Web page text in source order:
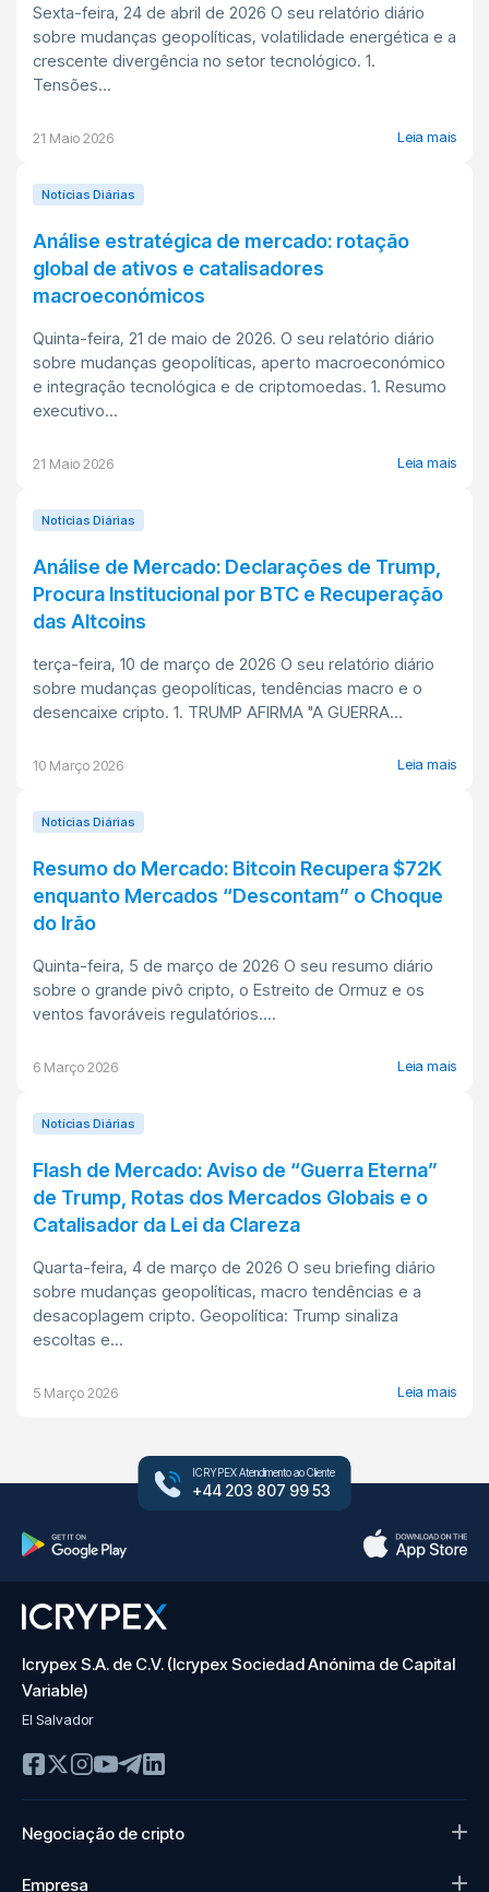
Sexta-feira, 24 de abril de 2026 O seu relatório diário
sobre mudanças geopolíticas, volatilidade energética e a
crescente divergência no setor tecnológico. 1.
Tensões...
21 Maio 2026 Leia mais
Notícias Diárias
Análise estratégica de mercado: rotação
global de ativos e catalisadores
macroeconómicos
Quinta-feira, 21 de maio de 2026. O seu relatório diário
sobre mudanças geopolíticas, aperto macroeconómico
e integração tecnológica e de criptomoedas. 1. Resumo
executivo...
21 Maio 2026 Leia mais
Notícias Diárias
Análise de Mercado: Declarações de Trump,
Procura Institucional por BTC e Recuperação
das Altcoins
terça-feira, 10 de março de 2026 O seu relatório diário
sobre mudanças geopolíticas, tendências macro e o
desencaixe cripto. 1. TRUMP AFIRMA "A GUERRA...
10 Março 2026 Leia mais
Notícias Diárias
Resumo do Mercado: Bitcoin Recupera $72K
enquanto Mercados “Descontam” o Choque
do Irão
Quinta-feira, 5 de março de 2026 O seu resumo diário
sobre o grande pivô cripto, o Estreito de Ormuz e os
ventos favoráveis regulatórios....
6 Março 2026 Leia mais
Notícias Diárias
Flash de Mercado: Aviso de “Guerra Eterna”
de Trump, Rotas dos Mercados Globais e o
Catalisador da Lei da Clareza
Quarta-feira, 4 de março de 2026 O seu briefing diário
sobre mudanças geopolíticas, macro tendências e a
desacoplagem cripto. Geopolítica: Trump sinaliza
escoltas e...
5 Março 2026 Leia mais
ICRYPEX Atendimento ao Cliente
+44 203 807 99 53
Icrypex S.A. de C.V. (Icrypex Sociedad Anónima de Capital
Variable)
El Salvador
Negociação de cripto
Empresa